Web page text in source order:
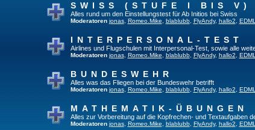
SWISS (STUFE I BIS V)
Alles rund um den Einstellungstest für Ab Initios bei Swiss
Moderatoren jonas, Romeo.Mike blablubb, FlyAndy, hallo2 EDML
INTERPERSONAL-TEST
Airlines und Flugschulen mit Interpersonal-Test, sowie alle
Moderatoren jonas, Romeo.Mike blablubb, FlyAndy, hallo2 EDML
BUNDESWEHR
Alles was das Fliegen bei der Bundeswehr betrifft
Moderatoren jonas, Romeo.Mike blablubb, FlyAndy, hallo2 EDML
MATHEMATIK-ÜBUNGEN
Alles zur Vorbereitung auf die Kopfrechen- und Textaufgaben
Moderatoren jonas, Romeo.Mike, blablubb, FlyAndy, hallo2 EDML